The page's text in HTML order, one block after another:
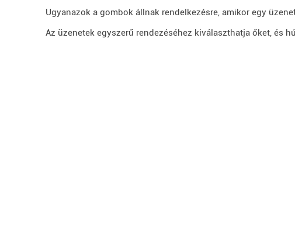
Ugyanazok a gombok állnak rendelkezésre, amikor egy
Az üzenetek egyszerű rendezéséhez kiválaszthatja őket, és